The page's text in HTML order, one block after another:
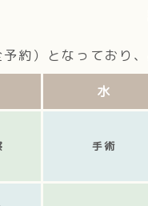
約）となっており
水
手術